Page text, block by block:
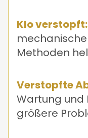
Klo verstopft:
Methoden
Verstopfte
Wartung und
größere